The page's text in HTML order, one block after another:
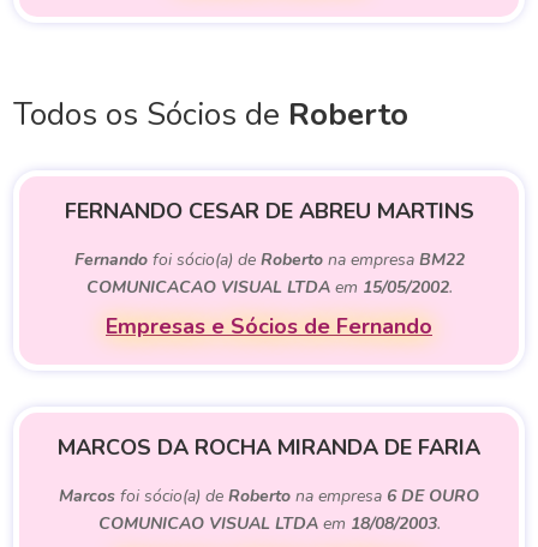
Todos os Sócios de Roberto
FERNANDO CESAR DE ABREU MARTINS
Fernandofoi sócio(a) de Robertona empresa BM22
COMUNICACAO VISUAL LTDAem 15/05/2002.
Empresas e Sócios de Fernando
MARCOS DA ROCHA MIRANDA DE FARIA
Marcos foi sócio(a) de Roberto na empresa 6 DE OURO
COMUNICAO VISUAL LTDAem 18/08/2003.